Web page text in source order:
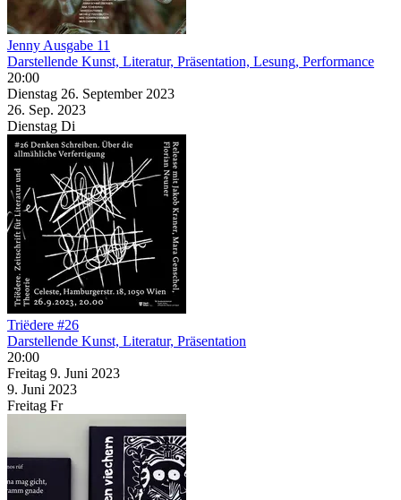
Jenny Ausgabe 11
Darstellende Kunst, Literatur, Präsentation, Lesung, Performance
20:00
Dienstag 26. September 2023
26. Sep. 2023
Dienstag Di
Triëdere #26
Darstellende Kunst, Literatur, Präsentation
20:00
Freitag 9. Juni 2023
9. Juni 2023
Freitag Fr